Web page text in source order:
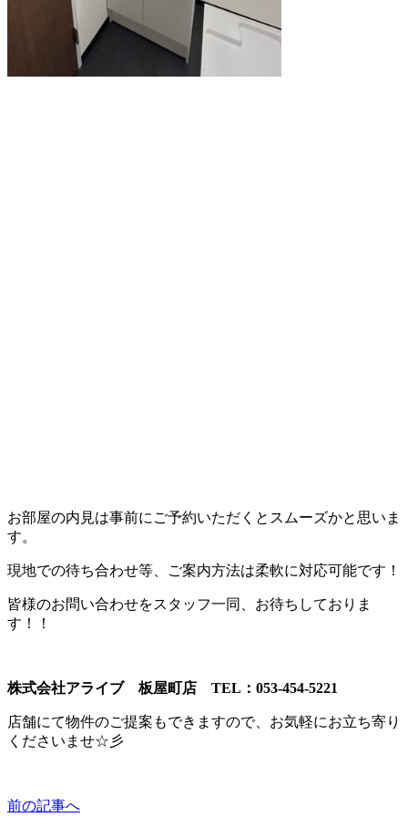
お部屋の内見は事前にご予約いただくとスムーズかと思いま
す。
現地での待ち合わせ等、ご案内方法は柔軟に対応可能です！
皆様のお問い合わせをスタッフ一同、お待ちしておりま
す！！
株式会社アライブ 板屋町店 TEL：053-454-5221
店舗にて物件のご提案もできますので、お気軽にお立ち寄り
くださいませ☆彡
前の記事へ